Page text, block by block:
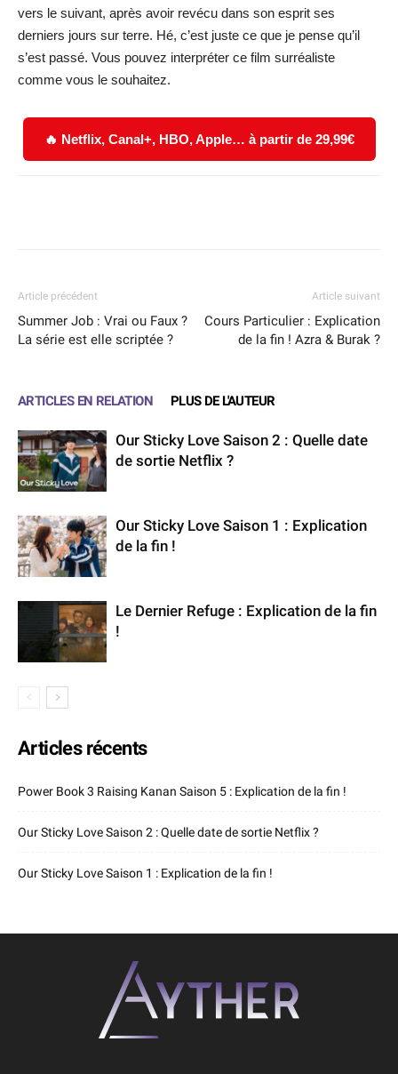
vers le suivant, après avoir revécu dans son esprit ses
derniers jours sur terre. Hé, c’est juste ce que je pense qu’il
s’est passé. Vous pouvez interpréter ce film surréaliste
comme vous le souhaitez.
🔥 Netflix, Canal+, HBO, Apple… à partir de 29,99€
Article précédent
Summer Job : Vrai ou Faux ?
La série est elle scriptée ?
Article suivant
Cours Particulier : Explication
de la fin ! Azra & Burak ?
ARTICLES EN RELATION PLUS DE L'AUTEUR
Our Sticky Love Saison 2 : Quelle date
de sortie Netflix ?
Our Sticky Love Saison 1 : Explication
de la fin !
Le Dernier Refuge : Explication de la fin
!
Articles récents
Power Book 3 Raising Kanan Saison 5 : Explication de la fin !
Our Sticky Love Saison 2 : Quelle date de sortie Netflix ?
Our Sticky Love Saison 1 : Explication de la fin !